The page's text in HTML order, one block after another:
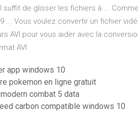
suffit de glisser les fichiers à ...
... Vous voulez convertir un fichier
AVI pour vous aider avec la
AVI
app windows 10
pokemon en ligne gratuit
combat 5 data
carbon compatible windows 10